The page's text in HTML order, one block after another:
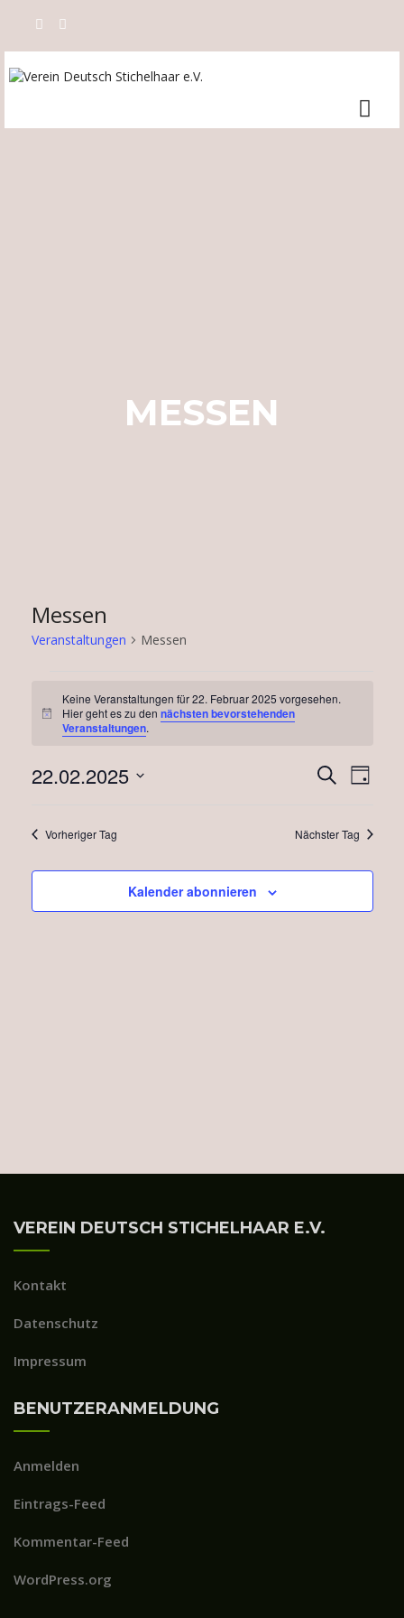
MESSEN
Messen
Veranstaltungen Messen
Veranstaltungen
für
22.
Februar
Hinweis
Keine Veranstaltungen für 22. Februar 2025 vorgesehen.
Hier geht es zu dennächsten bevorstehenden
Veranstaltungen.
und
SucheTag
22.02.2025
Vorheriger Tag Nächster Tag
Kalender abonnieren
VEREIN DEUTSCH STICHELHAAR E.V.
Kontakt
Datenschutz
Impressum
BENUTZERANMELDUNG
Anmelden
Eintrags-Feed
Kommentar-Feed
WordPress.org